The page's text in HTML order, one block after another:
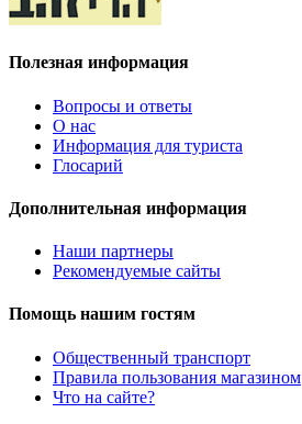
Полезная информация
Вопросы и ответы
О нас
Информация для туриста
Глосарий
Дополнительная информация
Наши партнеры
Рекомендуемые сайты
Помощь нашим гостям
Общественный транспорт
Правила пользования магазином
Что на сайте?